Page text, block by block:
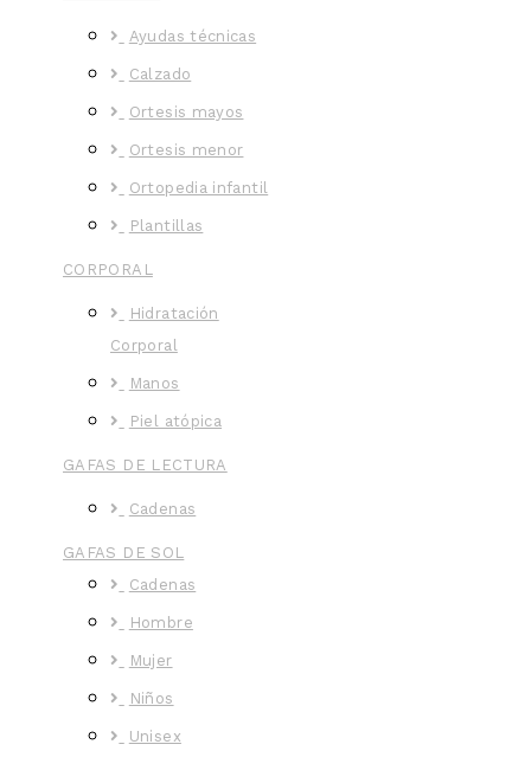
Ayudas técnicas
Calzado
Ortesis mayos
Ortesis menor
Ortopedia infantil
Plantillas
CORPORAL
Hidratación
Corporal
Manos
Piel atópica
GAFAS DE LECTURA
Cadenas
GAFAS DE SOL
Cadenas
Hombre
Mujer
Niños
Unisex